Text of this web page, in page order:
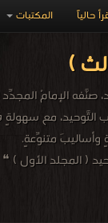
المكتبات حالياً
)
الإمامُ
مع سهولةٍ
وأساليبَ متنوِّعةٍ.
( المجلد الأول